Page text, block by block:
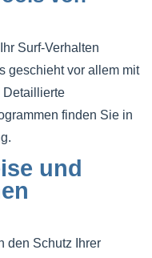
Surf-Verhalten
geschieht vor allem mit
Detaillierte
finden Sie in
und
den Schutz Ihrer